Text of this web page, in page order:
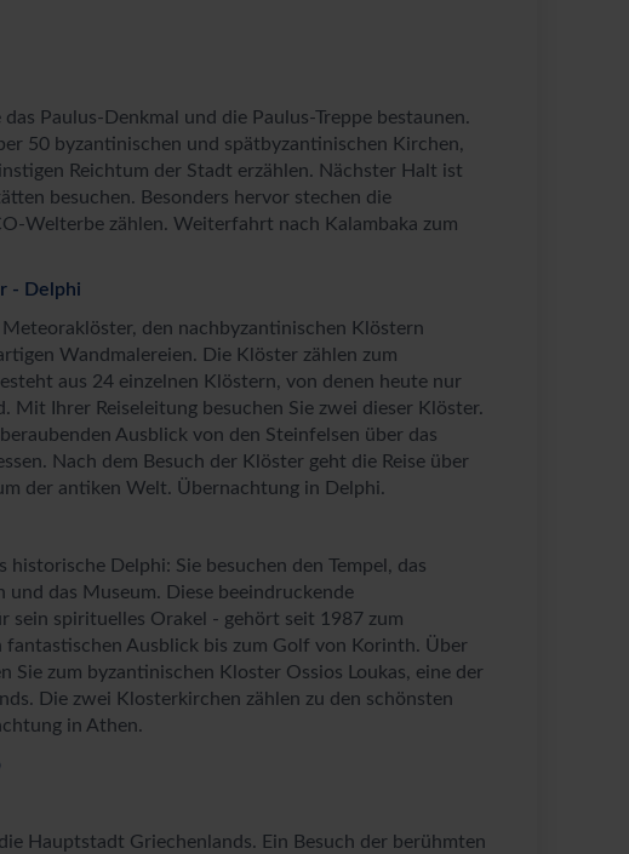
Paulus-Denkmal und die Paulus-Treppe bestaunen.
50 byzantinischen und spätbyzantinischen Kirchen,
Reichtum der Stadt erzählen. Nächster Halt ist
besuchen. Besonders hervor stechen die
Welterbe zählen. Weiterfahrt nach Kalambaka zum
- Delphi
den nachbyzantinischen Klöstern
Wandmalereien. Die Klöster zählen zum
aus 24 einzelnen Klöstern, von denen heute nur
Mit Ihrer Reiseleitung besuchen Sie zwei dieser Klöster.
Ausblick von den Steinfelsen über das
Nach dem Besuch der Klöster geht die Reise über
der antiken Welt. Übernachtung in Delphi.
Delphi: Sie besuchen den Tempel, das
und das Museum. Diese beeindruckende
sein spirituelles Orakel - gehört seit 1987 zum
Ausblick bis zum Golf von Korinth. Über
Sie zum byzantinischen Kloster Ossios Loukas, eine der
Die zwei Klosterkirchen zählen zu den schönsten
in Athen.
Hauptstadt Griechenlands. Ein Besuch der berühmten